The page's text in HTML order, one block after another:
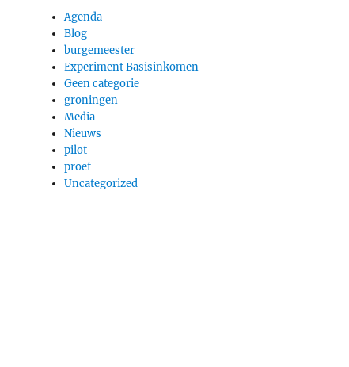
Agenda
Blog
burgemeester
Experiment Basisinkomen
Geen categorie
groningen
Media
Nieuws
pilot
proef
Uncategorized